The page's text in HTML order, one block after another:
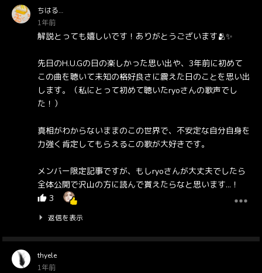
ちはる…
1年前
解説とっても嬉しいです！ありがとうございます🫂✨
先日のH.U.Gの日の楽しかった思い出や、3年前に初めて
この曲を聴いて未知の格好良さに震えた日のことを思い出
します。（私にとって初めて聴いたryoさんの歌声でし
た！）
真相がわからないままのこの世界で、不安定な自分自身を
力強く肯定してもらえるこの歌が大好きです。
メンバー限定記事ですが、もしryoさんが大丈夫でしたら
全体公開で沢山の方に読んで貰えたらなと思います…！
3
返信を表示
thyele
1年前